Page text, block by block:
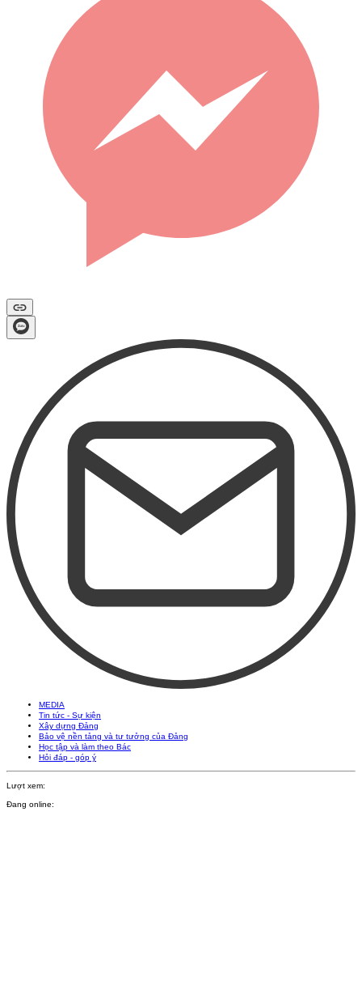
MEDIA
Tin tức - Sự kiện
Xây dựng Đảng
Bảo vệ nền tảng và tư tưởng của Đảng
Học tập và làm theo Bác
Hỏi đáp - góp ý
Lượt xem:
Đang online: